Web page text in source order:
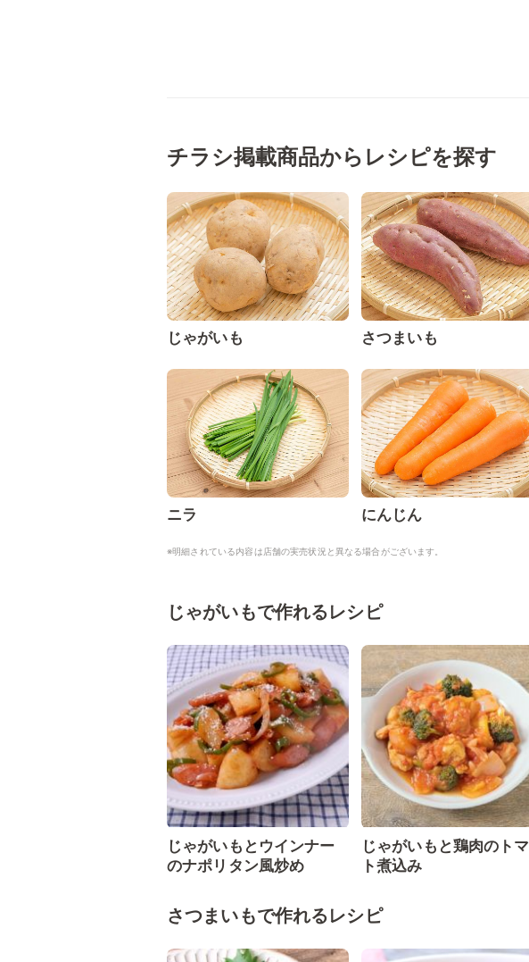
チラシ掲載商品からレシピを探す
じゃがいも さつまいも
ニラ にんじん
※明細されている内容は店舗の実売状況と異なる場合がございます。
じゃがいもで作れるレシピ
じゃがいもとウインナー
のナポリタン風炒め
じゃがいもと鶏肉のトマ
ト煮込み
さつまいもで作れるレシピ